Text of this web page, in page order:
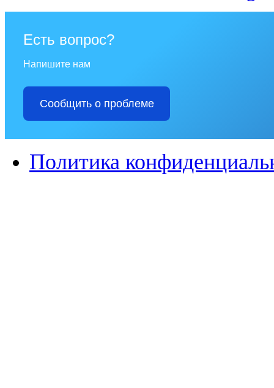
Есть вопрос?
Напишите нам
Сообщить о проблеме
Политика